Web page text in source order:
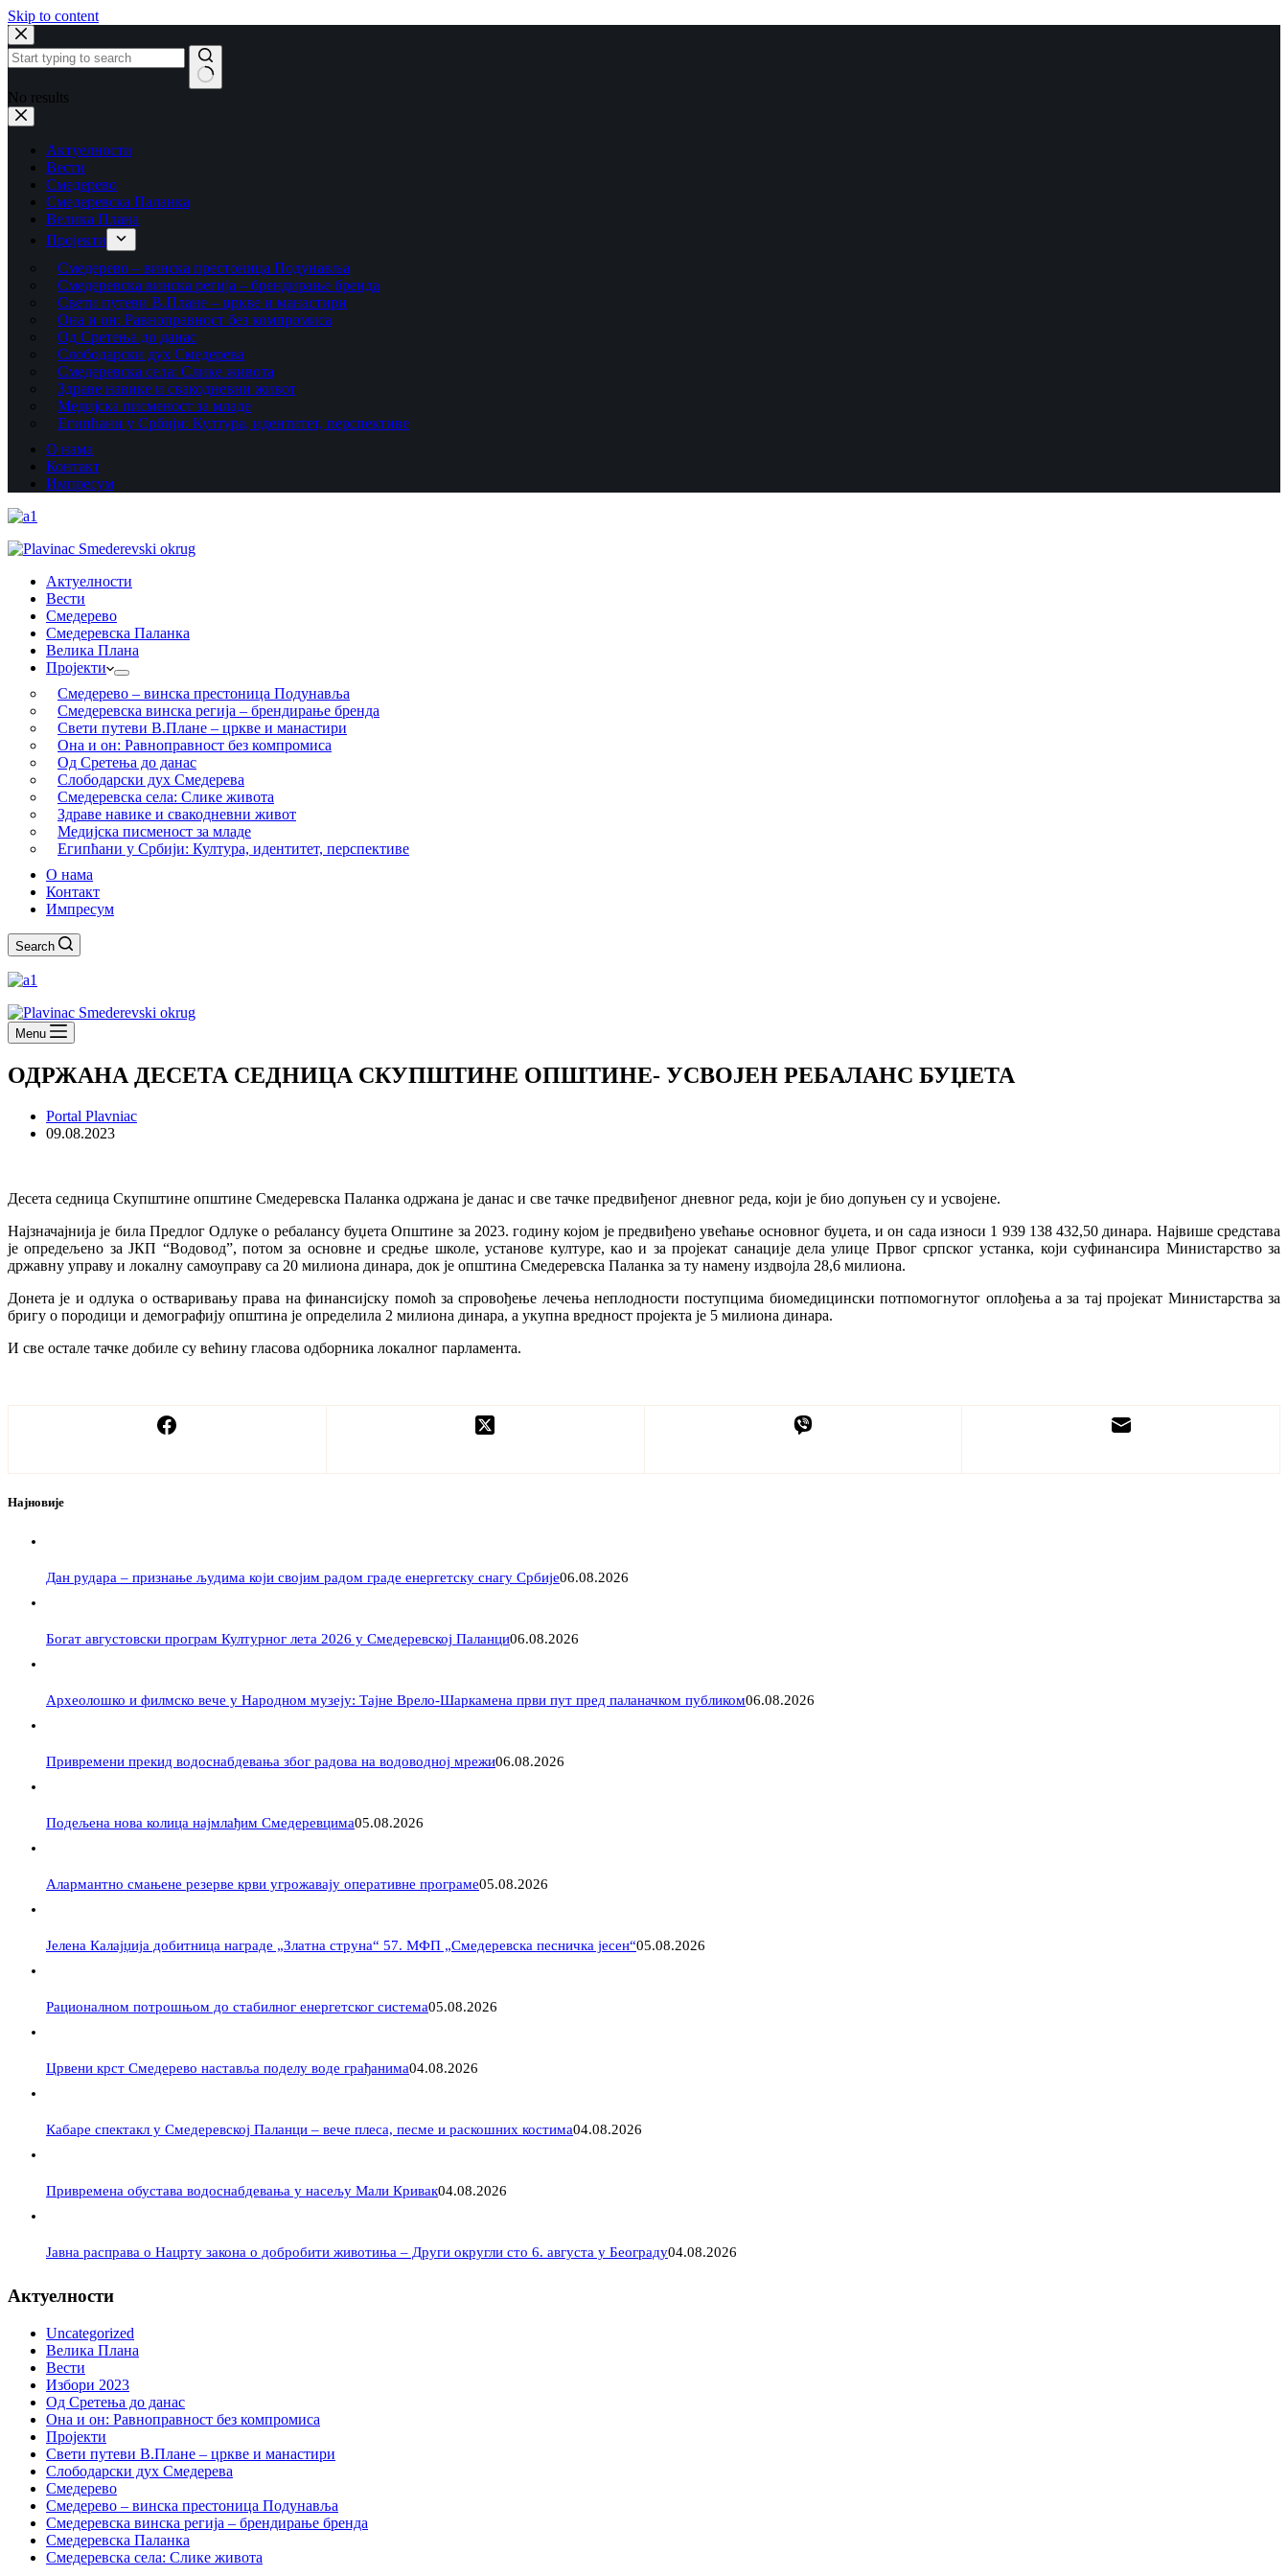
Skip to content
No results
Актуелности
Вести
Смедерево
Смедеревска Паланка
Велика Плана
Пројекти
Смедерево – винска престоница Подунавља
Смедеревска винска регија – брендирање бренда
Свети путеви В.Плане – цркве и манастири
Она и он: Равноправност без компромиса
Од Сретења до данас
Слободарски дух Смедерева
Смедеревска села: Слике живота
Здраве навике и свакодневни живот
Медијска писменост за младе
Египћани у Србији: Култура, идентитет, перспективе
О нама
Контакт
Импресум
Актуелности
Вести
Смедерево
Смедеревска Паланка
Велика Плана
Пројекти
Смедерево – винска престоница Подунавља
Смедеревска винска регија – брендирање бренда
Свети путеви В.Плане – цркве и манастири
Она и он: Равноправност без компромиса
Од Сретења до данас
Слободарски дух Смедерева
Смедеревска села: Слике живота
Здраве навике и свакодневни живот
Медијска писменост за младе
Египћани у Србији: Култура, идентитет, перспективе
О нама
Контакт
Импресум
Search
Menu
ОДРЖАНА ДЕСЕТА СЕДНИЦА СКУПШТИНЕ ОПШТИНЕ- УСВОЈЕН РЕБАЛАНС БУЏЕТА
Portal Plavniac
09.08.2023
Десета седница Скупштине општине Смедеревска Паланка одржана је данас и све тачке предвиђеног дневног реда, који је био допуњен су и усвојене.
Најзначајнија је била Предлог Одлуке о ребалансу буџета Општине за 2023. годину којом је предвиђено увећање основног буџета, и он сада износи 1 939 138 432,50 динара. Највише средстава
је опредељено за ЈКП “Водовод”, потом за основне и средње школе, установе културе, као и за пројекат санације дела улице Првог српског устанка, који суфинансира Министарство за
државну управу и локалну самоуправу са 20 милиона динара, док је општина Смедеревска Паланка за ту намену издвојла 28,6 милиона.
Донета је и одлука о остваривању права на финансијску помоћ за спровођење лечења неплодности поступцима биомедицински потпомогнутог оплођења а за тај пројекат Министарства за
бригу о породици и демографију општина је определила 2 милиона динара, а укупна вредност пројекта је 5 милиона динара.
И све остале тачке добиле су већину гласова одборника локалног парламента.
Најновије
Дан рудара – признање људима који својим радом граде енергетску снагу Србије06.08.2026
Богат августовски програм Културног лета 2026 у Смедеревској Паланци06.08.2026
Археолошко и филмско вече у Народном музеју: Тајне Врело-Шаркамена први пут пред паланачком публиком06.08.2026
Привремени прекид водоснабдевања због радова на водоводној мрежи06.08.2026
Подељена нова колица најмлађим Смедеревцима05.08.2026
Алармантно смањене резерве крви угрожавају оперативне програме05.08.2026
Јелена Калајџија добитница награде „Златна струна“ 57. МФП „Смедеревска песничка јесен“05.08.2026
Рационалном потрошњом до стабилног енергетског система05.08.2026
Црвени крст Смедерево наставља поделу воде грађанима04.08.2026
Кабаре спектакл у Смедеревској Паланци – вече плеса, песме и раскошних костима04.08.2026
Привремена обустава водоснабдевања у насељу Мали Кривак04.08.2026
Јавна расправа о Нацрту закона о добробити животиња – Други округли сто 6. августа у Београду04.08.2026
Актуелности
Uncategorized
Велика Плана
Вести
Избори 2023
Од Сретења до данас
Она и он: Равноправност без компромиса
Пројекти
Свети путеви В.Плане – цркве и манастири
Слободарски дух Смедерева
Смедерево
Смедерево – винска престоница Подунавља
Смедеревска винска регија – брендирање бренда
Смедеревска Паланка
Смедеревска села: Слике живота